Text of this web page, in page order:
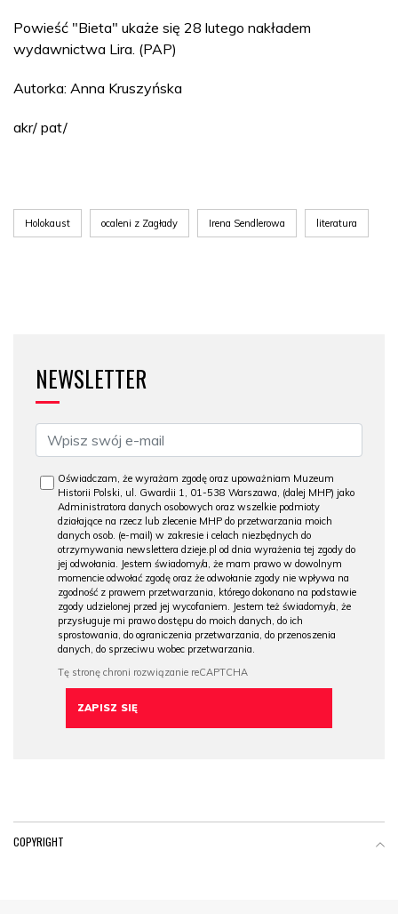
Powieść "Bieta" ukaże się 28 lutego nakładem
wydawnictwa Lira. (PAP)
Autorka: Anna Kruszyńska
akr/ pat/
Holokaust ocaleni z Zagłady Irena Sendlerowa literatura
NEWSLETTER
Oświadczam, że wyrażam zgodę oraz upoważniam Muzeum
Historii Polski, ul. Gwardii 1, 01-538 Warszawa, (dalej MHP) jako
Administratora danych osobowych oraz wszelkie podmioty
działające na rzecz lub zlecenie MHP do przetwarzania moich
danych osob. (e-mail) w zakresie i celach niezbędnych do
otrzymywania newslettera dzieje.pl od dnia wyrażenia tej zgody do
jej odwołania. Jestem świadomy/a, że mam prawo w dowolnym
momencie odwołać zgodę oraz że odwołanie zgody nie wpływa na
zgodność z prawem przetwarzania, którego dokonano na podstawie
zgody udzielonej przed jej wycofaniem. Jestem też świadomy/a, że
przysługuje mi prawo dostępu do moich danych, do ich
sprostowania, do ograniczenia przetwarzania, do przenoszenia
danych, do sprzeciwu wobec przetwarzania.
COPYRIGHT